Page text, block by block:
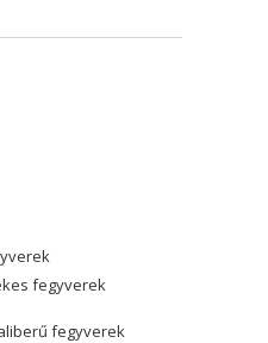
fegyverek
fegyverek